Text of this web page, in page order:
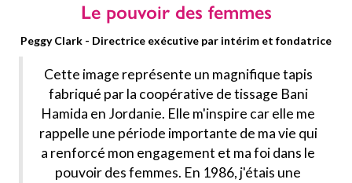
Le pouvoir des femmes
Peggy Clark - Directrice exécutive par intérim et fondatrice
Cette image représente un magnifique tapis
fabriqué par la coopérative de tissage Bani
Hamida en Jordanie. Elle m'inspire car elle me
rappelle une période importante de ma vie qui
a renforcé mon engagement et ma foi dans le
pouvoir des femmes. En 1986, j'étais une